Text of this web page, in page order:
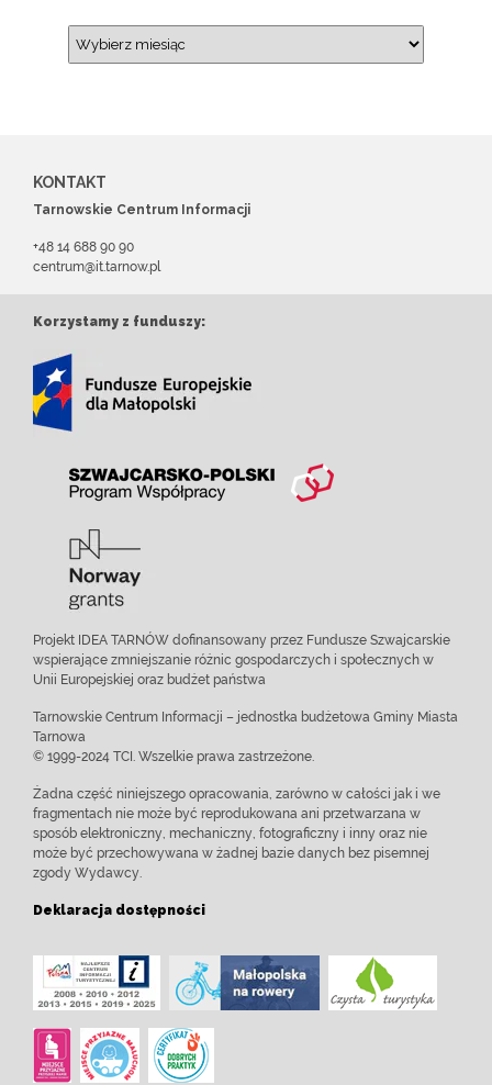
KONTAKT
Tarnowskie Centrum Informacji
+48 14 688 90 90
centrum@it.tarnow.pl
Korzystamy z funduszy:
Projekt IDEA TARNÓW dofinansowany przez Fundusze Szwajcarskie
wspierające zmniejszanie różnic gospodarczych i społecznych w
Unii Europejskiej oraz budżet państwa
Tarnowskie Centrum Informacji – jednostka budżetowa Gminy Miasta
Tarnowa
© 1999-2024 TCI. Wszelkie prawa zastrzeżone.
Żadna część niniejszego opracowania, zarówno w całości jak i we
fragmentach nie może być reprodukowana ani przetwarzana w
sposób elektroniczny, mechaniczny, fotograficzny i inny oraz nie
może być przechowywana w żadnej bazie danych bez pisemnej
zgody Wydawcy.
Deklaracja dostępności